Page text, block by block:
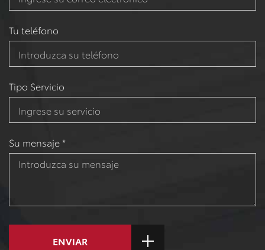
Tu teléfono
Tipo Servicio
Su mensaje *
ENVIAR